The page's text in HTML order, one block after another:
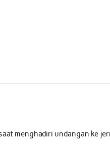
menghadiri undangan ke